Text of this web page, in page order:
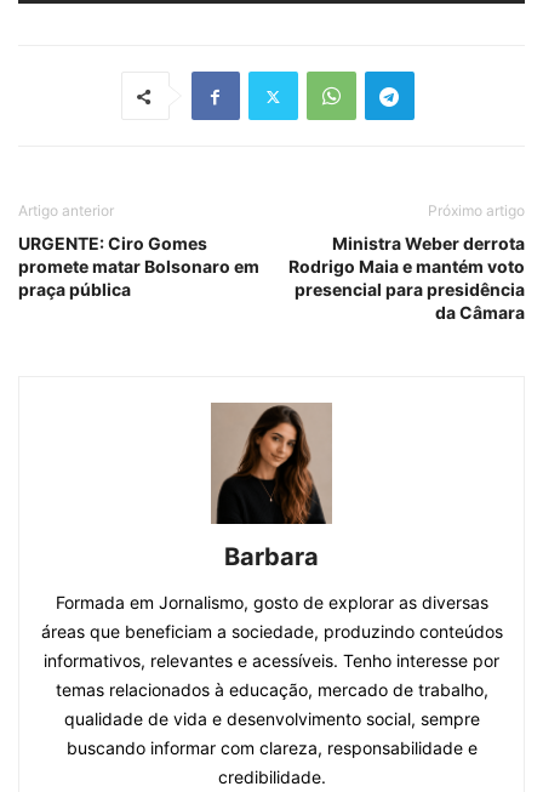
Artigo anterior
URGENTE: Ciro Gomes
promete matar Bolsonaro em
praça pública
Próximo artigo
Ministra Weber derrota
Rodrigo Maia e mantém voto
presencial para presidência
da Câmara
Barbara
Formada em Jornalismo, gosto de explorar as diversas
áreas que beneficiam a sociedade, produzindo conteúdos
informativos, relevantes e acessíveis. Tenho interesse por
temas relacionados à educação, mercado de trabalho,
qualidade de vida e desenvolvimento social, sempre
buscando informar com clareza, responsabilidade e
credibilidade.